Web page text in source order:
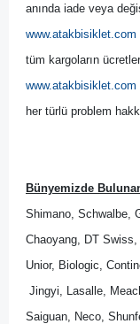
anında iade veya
www.atakbisiklet.com
tüm kargoların
www.atakbisiklet.com
her türlü problem
Bünyemizde
Shimano, Schwalbe,
Chaoyang, DT
Unior, Biologic,
Jingyi, Lasalle,
Saiguan, Neco,